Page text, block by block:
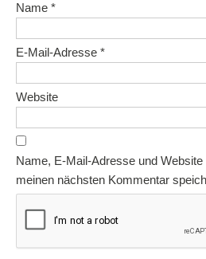
Name *
E-Mail-Adresse *
Website
Name, E-Mail-Adresse und
meinen nächsten Kommentar